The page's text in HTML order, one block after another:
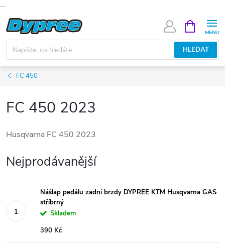
--
Přejít
na
obsah
HLEDAT
NÁKUPNÍ
KOŠÍK
FC 450
FC 450 2023
Husqvarna FC 450 2023
Nejprodávanější
Nášlap pedálu zadní brzdy DYPREE KTM Husqvarna GAS
stříbrný
Skladem
390 Kč